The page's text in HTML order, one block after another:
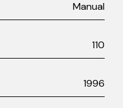
Manual
110
1996